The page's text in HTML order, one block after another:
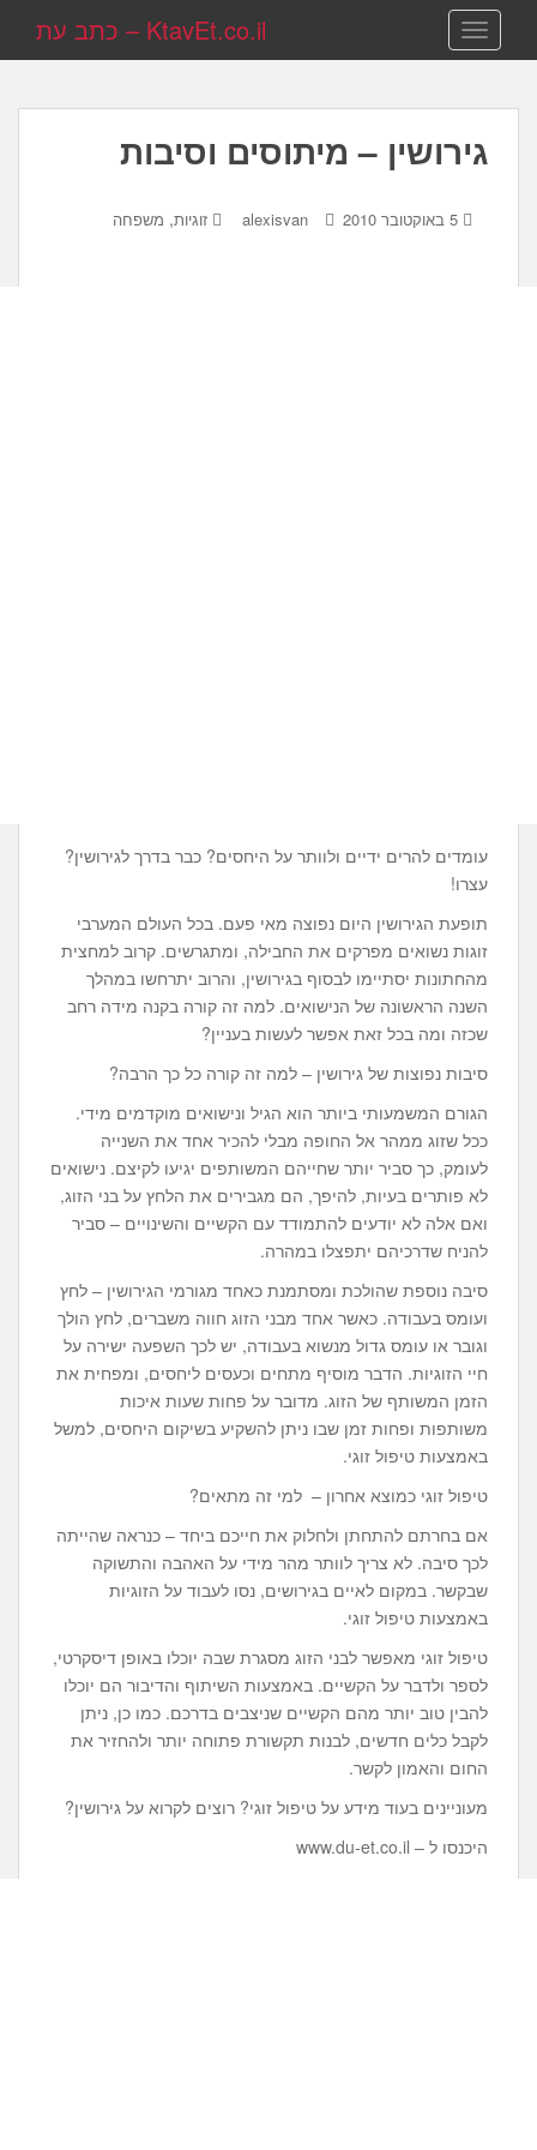
TOGGLE NAVIGATION KtavEt.co.il – כתב עת
גירושין – מיתוסים וסיבות
5 באוקטובר 2010 alexisvan זוגיות, משפחה
עומדים להרים ידיים ולוותר על היחסים? כבר בדרך לגירושין?
עצרו!
תופעת הגירושין היום נפוצה מאי פעם. בכל העולם המערבי
זוגות נשואים מפרקים את החבילה, ומתגרשים. קרוב למחצית
מהחתונות יסתיימו לבסוף בגירושין, והרוב יתרחשו במהלך
השנה הראשונה של הנישואים. למה זה קורה בקנה מידה רחב
שכזה ומה בכל זאת אפשר לעשות בעניין?
סיבות נפוצות של גירושין – למה זה קורה כל כך הרבה?
הגורם המשמעותי ביותר הוא הגיל ונישואים מוקדמים מידי.
ככל שזוג ממהר אל החופה מבלי להכיר אחד את השנייה
לעומק, כך סביר יותר שחייהם המשותפים יגיעו לקיצם. נישואים
לא פותרים בעיות, להיפך, הם מגבירים את הלחץ על בני הזוג,
ואם אלה לא יודעים להתמודד עם הקשיים והשינויים – סביר
להניח שדרכיהם יתפצלו במהרה.
סיבה נוספת שהולכת ומסתמנת כאחד מגורמי הגירושין – לחץ
ועומס בעבודה. כאשר אחד מבני הזוג חווה משברים, לחץ הולך
וגובר או עומס גדול מנשוא בעבודה, יש לכך השפעה ישירה על
חיי הזוגיות. הדבר מוסיף מתחים וכעסים ליחסים, ומפחית את
הזמן המשותף של הזוג. מדובר על פחות שעות איכות
משותפות ופחות זמן שבו ניתן להשקיע בשיקום היחסים, למשל
באמצעות טיפול זוגי.
טיפול זוגי כמוצא אחרון – למי זה מתאים?
אם בחרתם להתחתן ולחלוק את חייכם ביחד – כנראה שהייתה
לכך סיבה. לא צריך לוותר מהר מידי על האהבה והתשוקה
שבקשר. במקום לאיים בגירושים, נסו לעבוד על הזוגיות
באמצעות טיפול זוגי.
טיפול זוגי מאפשר לבני הזוג מסגרת שבה יוכלו באופן דיסקרטי,
לספר ולדבר על הקשיים. באמצעות השיתוף והדיבור הם יוכלו
להבין טוב יותר מהם הקשיים שניצבים בדרכם. כמו כן, ניתן
לקבל כלים חדשים, לבנות תקשורת פתוחה יותר ולהחזיר את
החום והאמון לקשר.
מעוניינים בעוד מידע על טיפול זוגי? רוצים לקרוא על גירושין?
היכנסו ל – www.du-et.co.il